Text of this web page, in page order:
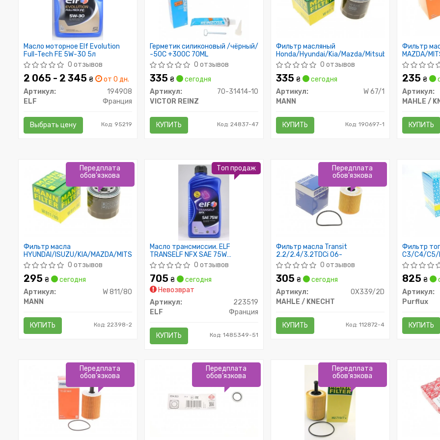
Масло моторное Elf Evolution
Full-Tech FE 5W-30 5л
0 отзывов
2 065 - 2 345 ₴
от 0 дн.
Артикул:
194908
ELF
Франция
Выбрать цену Код: 95219
Герметик силиконовый /чёрный/
-50C +300C 70ML
0 отзывов
335 ₴
сегодня
Артикул:
70-31414-10
VICTOR REINZ
КУПИТЬ Код: 24837-47
Фильтр масляный
Honda/Hyundai/Kia/Mazda/Mitsubishi/Subaru
0 отзывов
335 ₴
сегодня
Артикул:
W 67/1
MANN
КУПИТЬ Код: 190697-1
Фильтр
MAZDA/
235 ₴
Артикул:
MAHLE /
КУПИТЬ
Фильтр масла
HYUNDAI/ISUZU/KIA/MAZDA/MITSUBISHI
0 отзывов
295 ₴
сегодня
Артикул:
W 811/80
MANN
КУПИТЬ Код: 22398-2
Передплата
обов'язкова
Масло трансмиссии. ELF
TRANSELF NFX SAE 75W
(Канистра 1л)0 отзывов
705 ₴
сегодня
Невозврат
Артикул:
223519
ELF
Франция
КУПИТЬ Код: 1485349-51
Топ продаж
Фильтр масла Transit
2.2/2.4/3.2TDCi 06-
0 отзывов
305 ₴
сегодня
Артикул:
OX339/2D
MAHLE / KNECHT
КУПИТЬ Код: 112872-4
Передплата
обов'язкова
Фильтр
C3/C4/C5/
09-
825 ₴
Артикул:
Purflux
КУПИТЬ
Передплата
обов'язкова
Передплата
обов'язкова
Передплата
обов'язкова